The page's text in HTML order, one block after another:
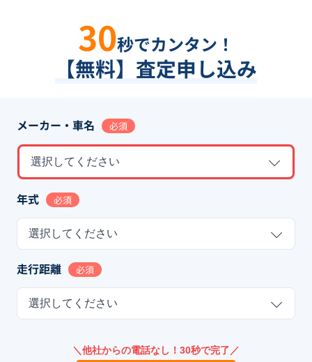
30秒でカンタン！
【無料】査定申し込み
メーカー・車名 必須
選択してください
年式 必須
選択してください
走行距離 必須
選択してください
＼他社からの電話なし！30秒で完了／